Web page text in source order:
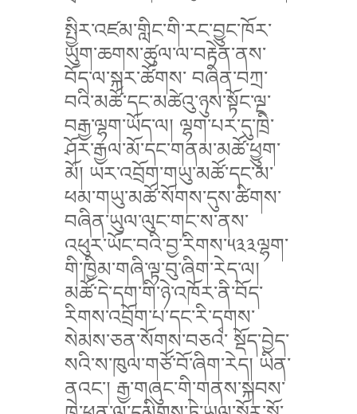
སྤྱིར་འཛམ་གླིང་གི་རང་བྱུང་ཁོར་
ཡུག་ཆགས་ཚུལ་ལ་བརྟེན་ནས་
བོད་ལ་སྐར་ཚོགས་ བཞིན་བཀྲ་
བའི་མཚོ་དང་མཚེའུ་ཉུས་སྟོང་ལྔ་
བརྒྱ་ལྷག་ཡོད་ལ། ལྷག་པར་དུ་ཁྲི་
ཤོར་རྒྱལ་མོ་དང་གནམ་མཚོ་ཕྱུག་
མོ། ཡར་འབྲོག་གཡུ་མཚོ་དང་མ་
ཕམ་གཡུ་མཚོ་སོགས་དུས་ཚིགས་
བཞིན་ཡུལ་ལུང་གང་ས་ནས་
འཕུར་ཡོང་བའི་བྱ་རིགས་༥༣༣ལྷག་
གི་ཁྱིམ་གཞི་ལྟ་བུ་ཞིག་རེད་ལ།
མཚོ་དེ་དག་གི་ཉེ་འཁོར་ནི་བོད་
རིགས་འབྲོག་པ་དང་རི་དྭགས་
སེམས་ཅན་སོགས་བཅའ་ སྡོད་བྱེད་
སའི་ས་ཁུལ་གཙོ་བོ་ཞིག་རེད། ཡིན་
ནའང་། རྒྱ་གཞུང་གི་གནས་སྐབས་